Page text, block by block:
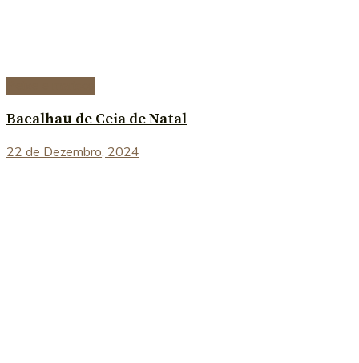
Bacalhau de Ceia de Natal
22 de Dezembro, 2024